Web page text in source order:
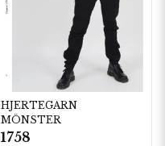
HJERTEGARN
MÖNSTER
1758